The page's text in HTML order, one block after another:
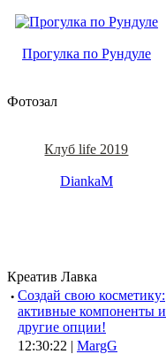
Прогулка по Рундуле
Фотозал
Клуб life 2019
DiankaM
Креатив Лавка
· Создай свою косметику:
активные компоненты и
другие опции!
12:30:22 | MargG